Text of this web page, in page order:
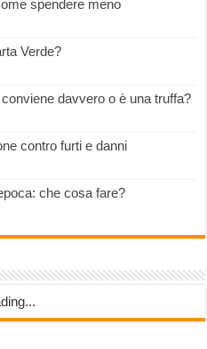
spendere meno
Verde?
davvero o è una truffa?
contro furti e danni
che cosa fare?